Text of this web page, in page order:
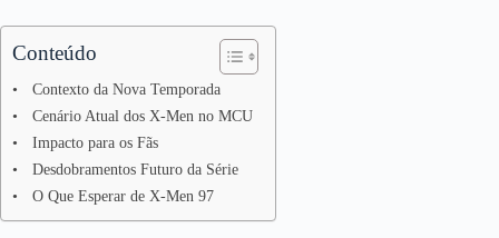
Conteúdo
Contexto da Nova Temporada
Cenário Atual dos X-Men no MCU
Impacto para os Fãs
Desdobramentos Futuro da Série
O Que Esperar de X-Men 97